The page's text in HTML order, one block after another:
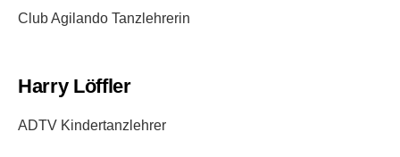
Club Agilando Tanzlehrerin
Harry Löffler
ADTV Kindertanzlehrer